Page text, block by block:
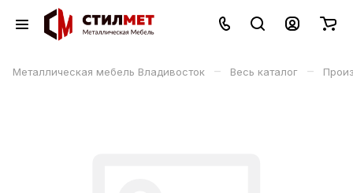
Металлическая мебель Владивосток – Весь каталог –